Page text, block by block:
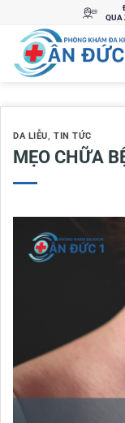
dung
QUA
DA LIỄU,TIN TỨC
MẸO CHỮA